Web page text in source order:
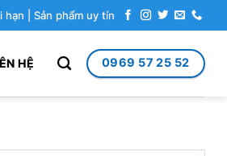
hạn | Sản phẩm uy tín
HỆ 0969 57 25 52